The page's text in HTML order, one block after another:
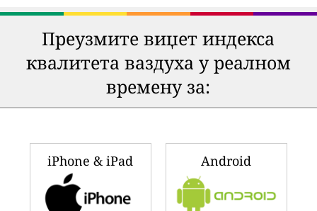
Преузмите виџет индекса
квалитета ваздуха у реалном
времену за:
iPhone & iPad Android